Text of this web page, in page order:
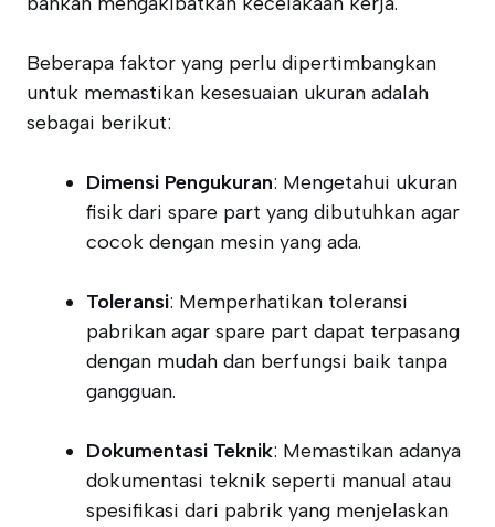
Beberapa faktor yang perlu dipertimbangkan
untuk memastikan kesesuaian ukuran adalah
sebagai berikut:
Dimensi Pengukuran: Mengetahui ukuran
fisik dari spare part yang dibutuhkan agar
cocok dengan mesin yang ada.
Toleransi: Memperhatikan toleransi
pabrikan agar spare part dapat terpasang
dengan mudah dan berfungsi baik tanpa
gangguan.
Dokumentasi Teknik: Memastikan adanya
dokumentasi teknik seperti manual atau
spesifikasi dari pabrik yang menjelaskan